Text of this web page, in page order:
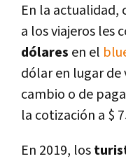
En la actualidad,
a los viajeros les
dólares en el
dólar en lugar de
cambio o de
la cotización a $
En 2019, los